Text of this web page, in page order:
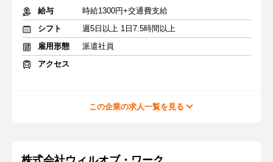
給与
時給1300円+交通費支給
シフト
週5日以上 1日7.5時間以上
雇用形態
派遣社員
アクセス
この企業の求人一覧を見る